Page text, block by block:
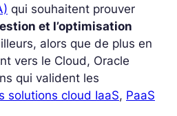
qui souhaitent prouver
et l’optimisation
alors que de plus en
vers le Cloud, Oracle
qui valident les
solutions cloud IaaS, PaaS